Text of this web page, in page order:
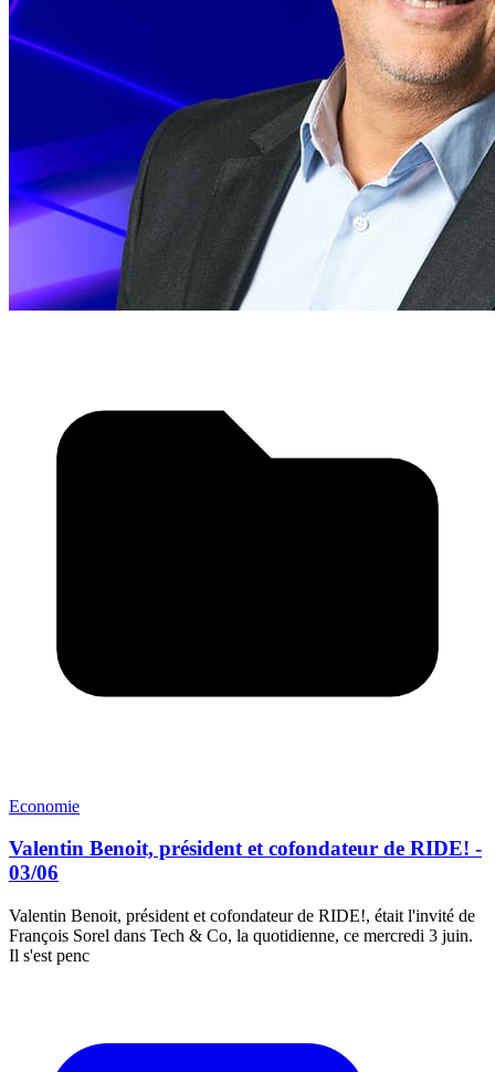
Economie
Valentin Benoit, président et cofondateur de RIDE! -
03/06
Valentin Benoit, président et cofondateur de RIDE!, était l'invité de
François Sorel dans Tech & Co, la quotidienne, ce mercredi 3 juin.
Il s'est penc